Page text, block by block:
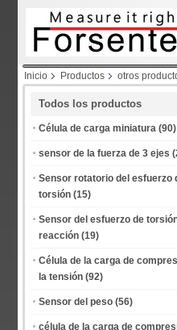
Inicio Productos otros
Todos los productos
Célula de carga miniatura (90)
sensor de la fuerza de 3 ejes
Sensor rotatorio del esfuerzo
torsión (15)
Sensor del esfuerzo de
reacción (19)
Célula de la carga de
la tensión (92)
Sensor del peso (56)
célula de la carga de